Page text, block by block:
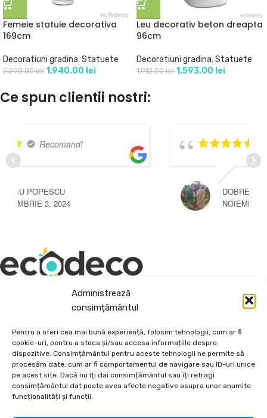
Administrează
consimțământul
Pentru a oferi cea mai bună experiență, folosim tehnologii, cum ar fi
cookie-uri, pentru a stoca și/sau accesa informațiile despre
dispozitive. Consimțământul pentru aceste tehnologii ne permite să
procesăm date, cum ar fi comportamentul de navigare sau ID-uri unice
pe acest site. Dacă nu îți dai consimțământul sau îți retragi
consimțământul dat poate avea afecte negative asupra unor anumite
funcționalități și funcții.
Femeie statuie decorativa
169cm
Decoratiuni gradina,Statuete
2,290.00lei 1,940.00 lei
Leu decorativ beton dreapta
96cm
Decoratiuni gradina,Statuete
1,912.00lei 1,593.00 lei
Ce spun clientii nostri:
Recomand,foarte serioși!
Depozit En-Gross și En-Detail
Piatră Decorativă și Plante Ornamentale
Preturi accesibile, calitate si diversitate.
DE 70, vis-a-vis de Termo Ișalnița, Craiova, Dolj, Romania
+40760973126